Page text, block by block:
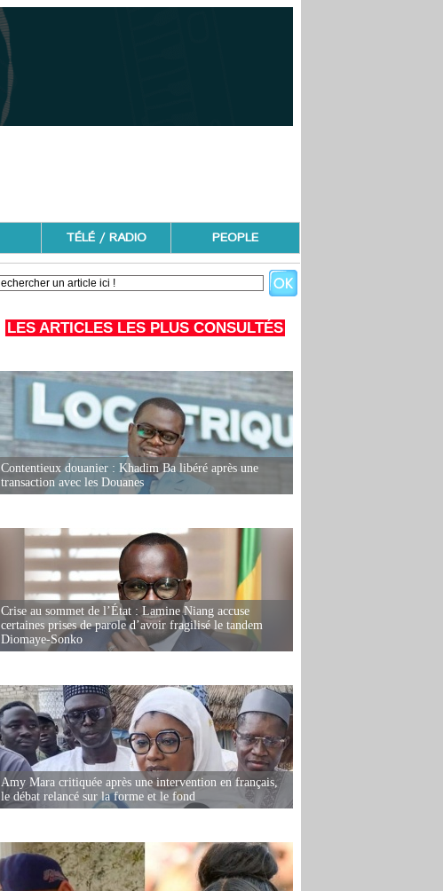
TÉLÉ / RADIO PEOPLE
LES ARTICLES LES PLUS CONSULTÉS
Contentieux douanier : Khadim Ba libéré après une
transaction avec les Douanes
Crise au sommet de l’État : Lamine Niang accuse
certaines prises de parole d’avoir fragilisé le tandem
Diomaye-Sonko
Amy Mara critiquée après une intervention en français,
le débat relancé sur la forme et le fond